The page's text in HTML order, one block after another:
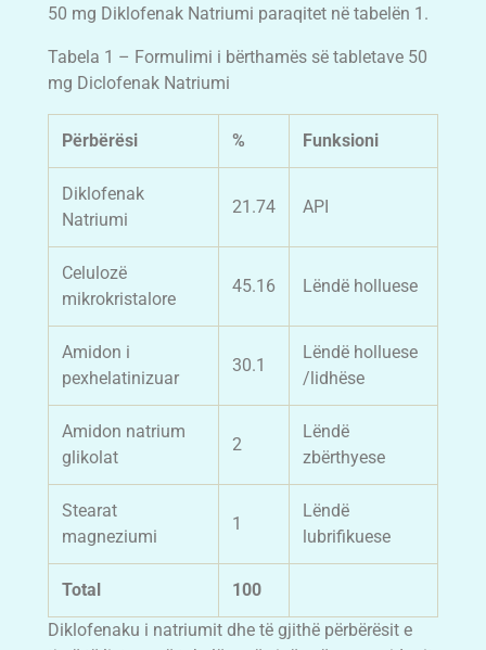
50 mg Diklofenak Natriumi paraqitet në tabelën 1.
Tabela 1 – Formulimi i bërthamës së tabletave 50
mg Diclofenak Natriumi
Përbërësi % Funksioni
Diklofenak
Natriumi
21.74 API
Celulozë
mikrokristalore
45.16 Lëndë holluese
Amidon i
pexhelatinizuar
30.1
Lëndë holluese
/lidhëse
Amidon natrium
glikolat
2
Lëndë
zbërthyese
Stearat
magneziumi
1
Lëndë
lubrifikuese
Total
100
Diklofenaku i natriumit dhe të gjithë përbërësit e